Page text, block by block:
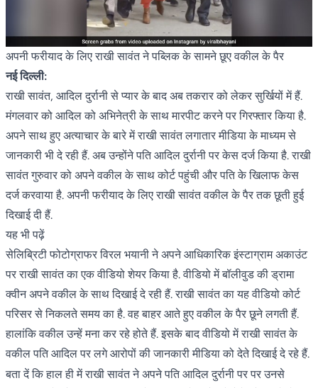
अपनी फरीयाद के लिए राखी सावंत ने पब्लिक के सामने छूए वकील के पैर
नई दिल्ली:
राखी सावंत, आदिल दुर्रानी से प्यार के बाद अब तकरार को लेकर सुर्खियों में हैं.
मंगलवार को आदिल को अभिनेत्री के साथ मारपीट करने पर गिरफ्तार किया है.
अपने साथ हुए अत्याचार के बारे में राखी सावंत लगातार मीडिया के माध्यम से
जानकारी भी दे रही हैं. अब उन्होंने पति आदिल दुर्रानी पर केस दर्ज किया है. राखी
सावंत गुरुवार को अपने वकील के साथ कोर्ट पहुंची और पति के खिलाफ केस
दर्ज करवाया है. अपनी फरीयाद के लिए राखी सावंत वकील के पैर तक छूती हुई
दिखाई दी हैं.
यह भी पढ़ें
सेलिब्रिटी फोटोग्राफर विरल भयानी ने अपने आधिकारिक इंस्टाग्राम अकाउंट
पर राखी सावंत का एक वीडियो शेयर किया है. वीडियो में बॉलीवुड की ड्रामा
क्वीन अपने वकील के साथ दिखाई दे रही हैं. राखी सावंत का यह वीडियो कोर्ट
परिसर से निकलते समय का है. वह बाहर आते हुए वकील के पैर छूने लगती हैं.
हालांकि वकील उन्हें मना कर रहे होते हैं. इसके बाद वीडियो में राखी सावंत के
वकील पति आदिल पर लगे आरोपों की जानकारी मीडिया को देते दिखाई दे रहे हैं.
बता दें कि हाल ही में राखी सावंत ने अपने पति आदिल दुर्रानी पर पर उनसे